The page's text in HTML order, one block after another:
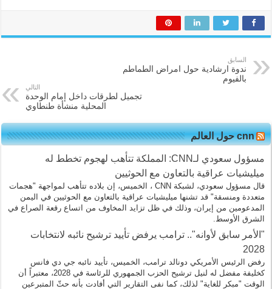
السابق
ندوة ارشادية حول امراض الطماطم
بالفيوم
التالي
تجميل لطرقات داخل إمام الوحدة
المحلية منشأة طنطاوي
cnn حول العالم
مسؤول سعودي لـCNN: المملكة تتأهب لهجوم تخطط له
ميليشيات عراقية بالتعاون مع الحوثيين
قال مسؤول سعودي، لشبكة CNN ، الخميس، إن بلاده تتأهب لمواجهة "هجمات
متعددة ومنسقة" قد تشنها ميليشيات عراقية بالتعاون مع الحوثيين في اليمن
المدعومين من إيران، وذلك في ظل تزايد المخاوف من اتساع رقعة الصراع في
الشرق الأوسط.
"الأمر سابق لأوانه".. ترامب يرفض تأييد ترشيح نائبه لانتخابات
2028
رفض الرئيس الأمريكي دونالد ترامب، الخميس، تأييد نائبه جي دي فانس
كخليفة مفضل له لنيل ترشيح الحزب الجمهوري للرئاسة في 2028، معتبراً أن
الوقت "مبكر للغاية" لذلك، كما نفى التقارير التي أفادت بأنه حثّ المتبرعين